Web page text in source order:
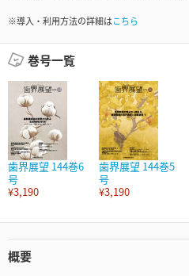
※導入・利用方法の詳細はこちら
巻号一覧
歯界展望 144巻6
号
¥3,190
歯界展望 144巻5
号
¥3,190
概要